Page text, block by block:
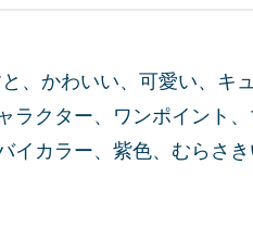
、かわいい、可愛い、キ
ラクター、ワンポイント
イカラー、紫色、むらさ